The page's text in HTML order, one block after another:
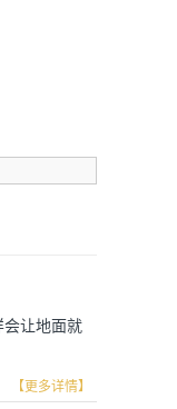
会让地面就
【更多详情】